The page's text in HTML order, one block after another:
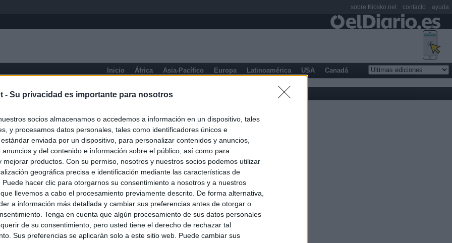
- Su privacidad es importante para nosotros
socios almacenamos o accedemos a información en un dispositivo, tales
y procesamos datos personales, tales como identificadores únicos e
enviada por un dispositivo, para personalizar contenidos y anuncios,
anuncios y del contenido e información sobre el público, así como para
mejorar productos. Con su permiso, nosotros y nuestros socios podemos utilizar
geográfica precisa e identificación mediante las características de
Puede hacer clic para otorgarnos su consentimiento a nosotros y a nuestros
llevemos a cabo el procesamiento previamente descrito. De forma alternativa,
a información más detallada y cambiar sus preferencias antes de otorgar o
Tenga en cuenta que algún procesamiento de sus datos personales
de su consentimiento, pero usted tiene el derecho de rechazar tal
Sus preferencias se aplicarán solo a este sitio web. Puede cambiar sus
Inicio África Asia-Pacífico Europa Latinoamérica USA Canadá
sobre Kiosko.net contacto ayuda